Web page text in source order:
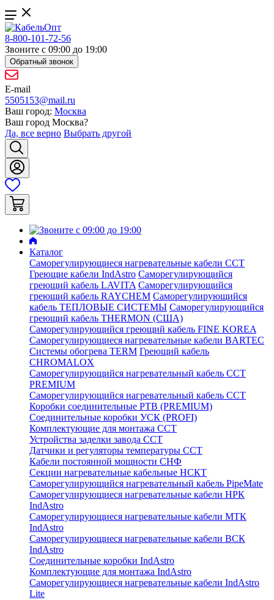
8-800-101-72-56
Звоните с 09:00 до 19:00
Обратный звонок
E-mail
5505153@mail.ru
Ваш город: Москва
Ваш город Москва?
Да, все верно Выбрать другой
Каталог
Саморегулирующиеся нагревательные кабели ССТ
Греющие кабели IndAstro Саморегулирующийся
греющий кабель LAVITA Саморегулирующийся
греющий кабель RAYCHEM Саморегулирующийся
кабель ТЕПЛОВЫЕ СИСТЕМЫ Саморегулирующийся
греющий кабель THERMON (США)
Саморегулирующийся греющий кабель FINE KOREA
Саморегулирующиеся нагревательные кабели BARTEC
Системы обогрева TERM Греющий кабель
CHROMALOX
Саморегулирующийся нагревательный кабель ССТ
PREMIUM
Саморегулирующийся нагревательный кабель ССТ
Коробки соединительные РТВ (PREMIUM)
Соединительные коробки УСК (PROFI)
Комплектующие для монтажа ССТ
Устройства заделки завода ССТ
Датчики и регуляторы температуры ССТ
Кабели постоянной мощности СНФ
Секции нагревательные кабельные НСКТ
Саморегулирующийся нагревательный кабель PipeMate
Саморегулирующиеся нагревательные кабели НРК
IndAstro
Саморегулирующиеся нагревательные кабели МТК
IndAstro
Саморегулирующиеся нагревательные кабели ВСК
IndAstro
Соединительные коробки IndAstro
Комплектующие для монтажа IndAstro
Саморегулирующиеся нагревательные кабели IndAstro
Lite